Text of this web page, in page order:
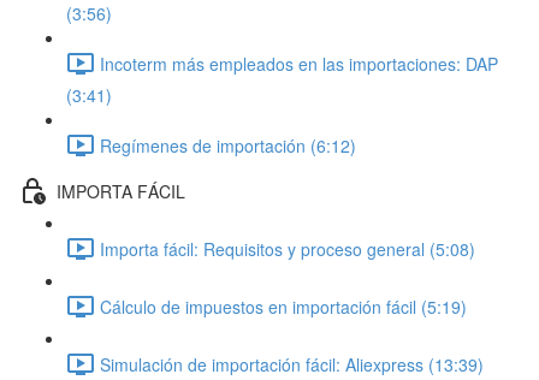
(3:56)
Incoterm más empleados en las importaciones: DAP
(3:41)
Regímenes de importación (6:12)
IMPORTA FÁCIL
Importa fácil: Requisitos y proceso general (5:08)
Cálculo de impuestos en importación fácil (5:19)
Simulación de importación fácil: Aliexpress (13:39)